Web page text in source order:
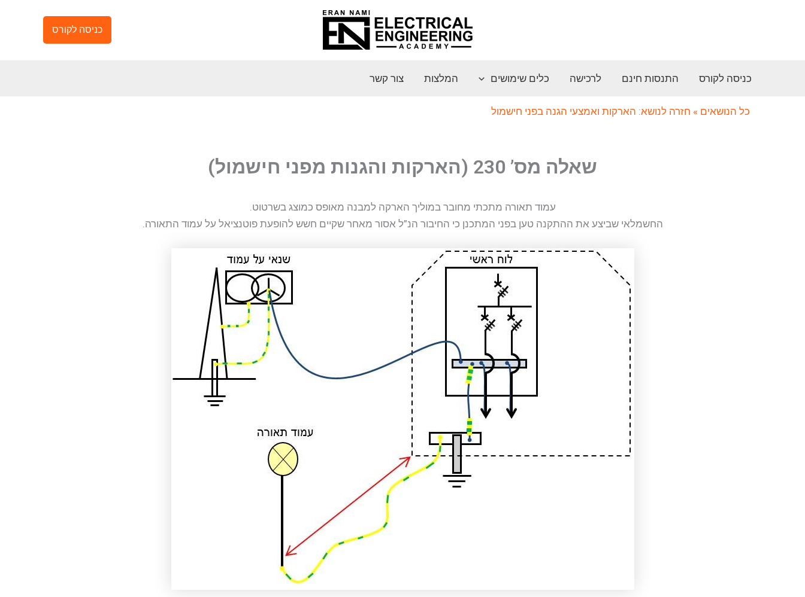
כניסה לקורס
כניסה לקורס התנסות חינם לרכישה כלים שימושים המלצות צור קשר
כל הנושאים » חזרה לנושא: הארקות ואמצעי הגנה בפני חישמול
שאלה מס’ 230 (הארקות והגנות מפני חישמול)
עמוד תאורה מתכתי מחובר במוליך הארקה למבנה מאופס כמוצג בשרטוט.
החשמלאי שביצע את ההתקנה טען בפני המתכנן כי החיבור הנ”ל אסור מאחר שקיים חשש להופעת פוטנציאל על עמוד התאורה.